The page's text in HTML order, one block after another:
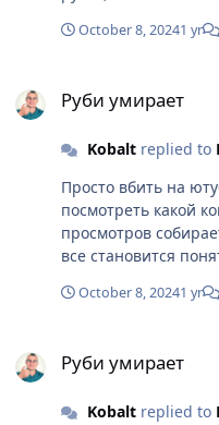
October 8, 20241 yr
Руби умирает
Kobaltreplied to
Просто вбить на
посмотреть какой
просмотров
все становится
October 8, 20241 yr
Руби умирает
Kobaltreplied to